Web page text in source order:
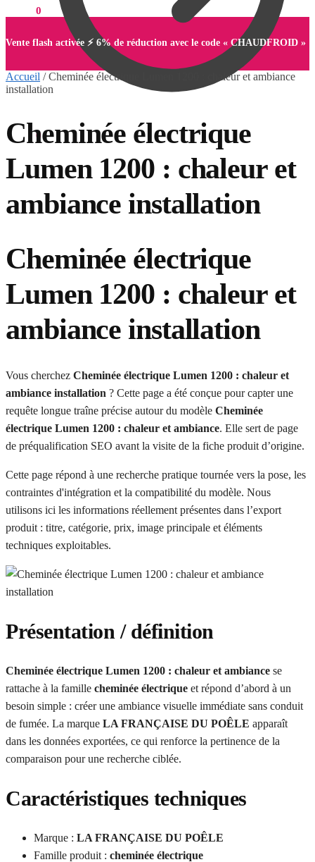
0,00 € 0
0
Vente flash activée ⚡ 6% de réduction avec le code « CHAUDFROID »
Accueil /Cheminée électrique Lumen 1200 : chaleur et ambiance
installation
Cheminée électrique
Lumen 1200 : chaleur et
ambiance installation
Cheminée électrique
Lumen 1200 : chaleur et
ambiance installation
Vous cherchez Cheminée électrique Lumen 1200 : chaleur et
ambiance installation ? Cette page a été conçue pour capter une
requête longue traîne précise autour du modèle Cheminée
électrique Lumen 1200 : chaleur et ambiance. Elle sert de page
de préqualification SEO avant la visite de la fiche produit d’origine.
Cette page répond à une recherche pratique tournée vers la pose, les
contraintes d'intégration et la compatibilité du modèle. Nous
utilisons ici les informations réellement présentes dans l’export
produit : titre, catégorie, prix, image principale et éléments
techniques exploitables.
Présentation / définition
Cheminée électrique Lumen 1200 : chaleur et ambiance se
rattache à la famille cheminée électrique et répond d’abord à un
besoin simple : créer une ambiance visuelle immédiate sans conduit
de fumée. La marque LA FRANÇAISE DU POÊLE apparaît
dans les données exportées, ce qui renforce la pertinence de la
comparaison pour une recherche ciblée.
Caractéristiques techniques
Marque : LA FRANÇAISE DU POÊLE
Famille produit : cheminée électrique